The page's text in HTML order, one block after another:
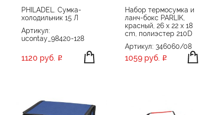
PHILADEL. Сумка-
холодильник 15 Л
Артикул:
ucontay_98420-128
1120 руб.
Набор термосумка и
ланч-бокс PARLIK,
красный, 26 x 22 x 18
cm, полиэстер 210D
Артикул: 346060/08
1059 руб.